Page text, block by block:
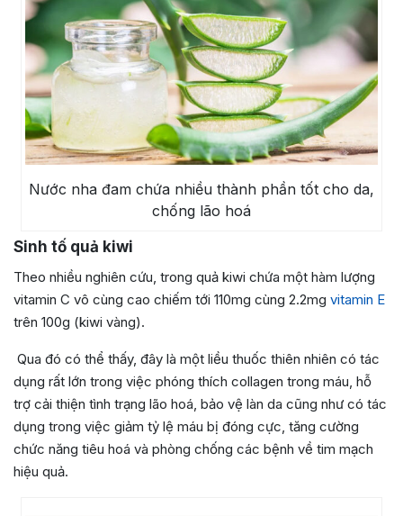
Nước nha đam chứa nhiều thành phần tốt cho da,
chống lão hoá
Sinh tố quả kiwi
Theo nhiều nghiên cứu, trong quả kiwi chứa một hàm lượng
vitamin C vô cùng cao chiếm tới 110mg cùng 2.2mg vitamin E
trên 100g (kiwi vàng).
Qua đó có thể thấy, đây là một liều thuốc thiên nhiên có tác
dụng rất lớn trong việc phóng thích collagen trong máu, hỗ
trợ cải thiện tình trạng lão hoá, bảo vệ làn da cũng như có tác
dụng trong việc giảm tỷ lệ máu bị đóng cực, tăng cường
chức năng tiêu hoá và phòng chống các bệnh về tim mạch
hiệu quả.